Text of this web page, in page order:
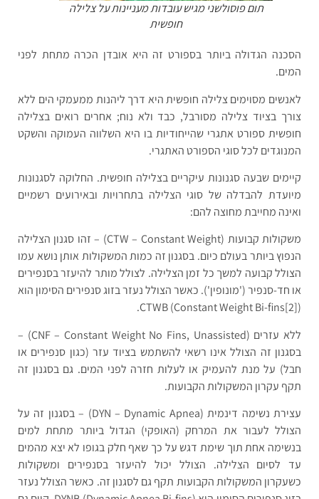
תום פוסולשני מגיש עובדות מעניינות על צלילה
חופשית
הסכנה הגדולה ביותר בספורט זה היא אובדן הכרה מתחת לפני
המים.
לאנשים מסוימים צלילה חופשית היא דרך ליהנות ממעמקי הים ללא
צורך בציוד צלילה מסורבל, כבד ולא נוח; אחרים רואים בצלילה
חופשית ספורט אתגרי שהייחודיות בו היא השלווה העמוקה והשקט
המנוגדים לכל סוגי הספורט האתגרי.
קיימים שבעה סגנונות עיקריים בצלילה חופשית. החלוקה לסגנונות
מיועדת להבדלה של סוגי הצלילה בתחרויות ובאירועים רשמיים
ואינה מחייבת מחוצה להם:
משקולות קבועות (CTW – Constant Weight) – זהו סגנון הצלילה
הנפוץ ביותר בעולם כיום. בסגנון זה כמות המשקולות אותן נושא עמו
הצולל קבועה למשך כל זמן הצלילה. לצולל מותר להיעזר בסנפירים
או חד-סנפיר ('מונופין'). כאשר הצולל נעזר בזוג סנפירים הסימון הוא
(CTWB (Constant Weight Bi-fins[2].
ללא עזרים (CNF – Constant Weight No Fins, Unassisted) –
בסגנון זה הצולל אינו רשאי להשתמש בציוד עזר (כגון סנפירים או
חבל) על מנת להעמיק או לעלות חזרה לפני המים. גם בסגנון זה
תקף עקרון המשקולות הקבועות.
עצירת נשימה דינמית (DYN – Dynamic Apnea) – בסגנון זה על
הצולל לעבור את המרחק (האופקי) הגדול ביותר מתחת למים
בנשימה אחת תוך שימת דגש על כך שאף חלק בגופו לא יצא מהמים
עד לסיום הצלילה. הצולל יכול להיעזר בסנפירים ומשקולות
כשעקרון המשקולות הקבועות תקף גם לסגנון זה. כאשר הצולל נעזר